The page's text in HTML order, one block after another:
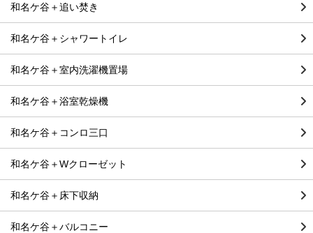
和名ケ谷＋追い焚き
和名ケ谷＋シャワートイレ
和名ケ谷＋室内洗濯機置場
和名ケ谷＋浴室乾燥機
和名ケ谷＋コンロ三口
和名ケ谷＋Wクローゼット
和名ケ谷＋床下収納
和名ケ谷＋バルコニー